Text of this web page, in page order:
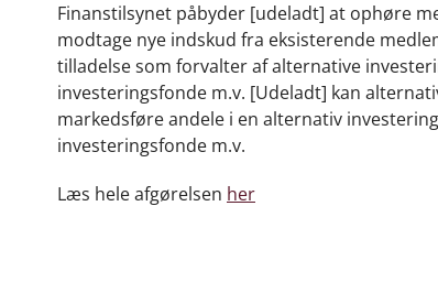
Finanstilsynet påbyder [udeladt] at ophøre
modtage nye indskud fra eksisterende
tilladelse som forvalter af alternative
investeringsfonde m.v. [Udeladt] kan
markedsføre andele i en alternativ
investeringsfonde m.v.
Læs hele afgørelsen her